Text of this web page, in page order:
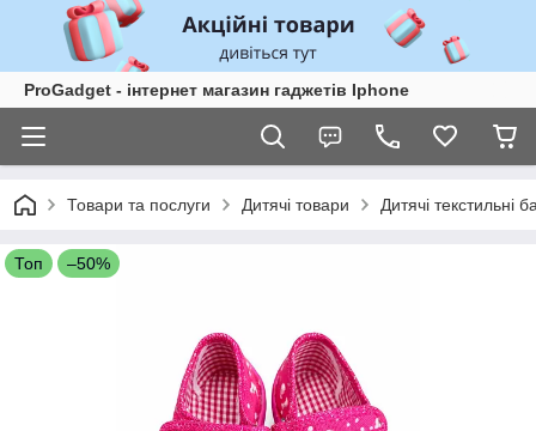
ProGadget - iнтернет магазин гаджетів Iphone
Товари та послуги Дитячі товари Дитячі текстильні
Топ –50%